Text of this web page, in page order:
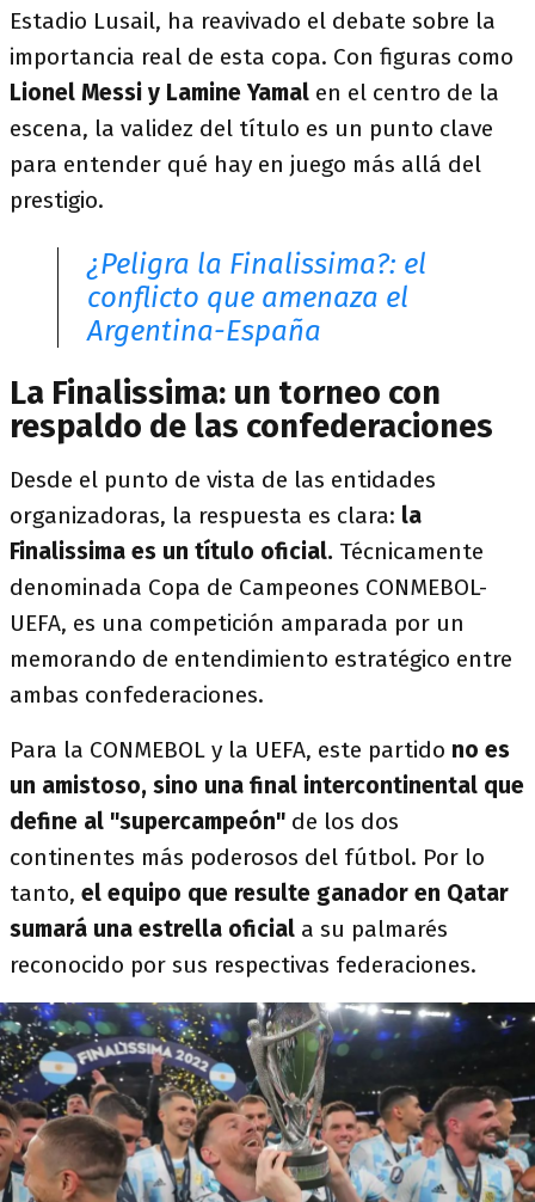
Estadio Lusail, ha reavivado el debate sobre la
importancia real de esta copa. Con figuras como
Lionel Messi y Lamine Yamal en el centro de la
escena, la validez del título es un punto clave
para entender qué hay en juego más allá del
prestigio.
¿Peligra la Finalissima?: el
conflicto que amenaza el
Argentina-España
La Finalissima: un torneo con
respaldo de las confederaciones
Desde el punto de vista de las entidades
organizadoras, la respuesta es clara: la
Finalissima es un título oficial. Técnicamente
denominada Copa de Campeones CONMEBOL-
UEFA, es una competición amparada por un
memorando de entendimiento estratégico entre
ambas confederaciones.
Para la CONMEBOL y la UEFA, este partido no es
un amistoso, sino una final intercontinental que
define al "supercampeón" de los dos
continentes más poderosos del fútbol. Por lo
tanto, el equipo que resulte ganador en Qatar
sumará una estrella oficial a su palmarés
reconocido por sus respectivas federaciones.